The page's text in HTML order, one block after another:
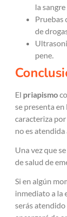
la
Pruebas
de
pene.
El priapismo
se presenta en
caracteriza
no es atendida
Una vez que
de salud de
Si en algún
inmediato a la
serás